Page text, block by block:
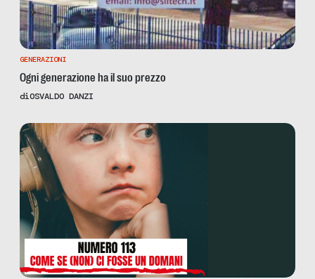
GENERAZIONI
Ogni generazione ha il suo prezzo
diOSVALDO DANZI